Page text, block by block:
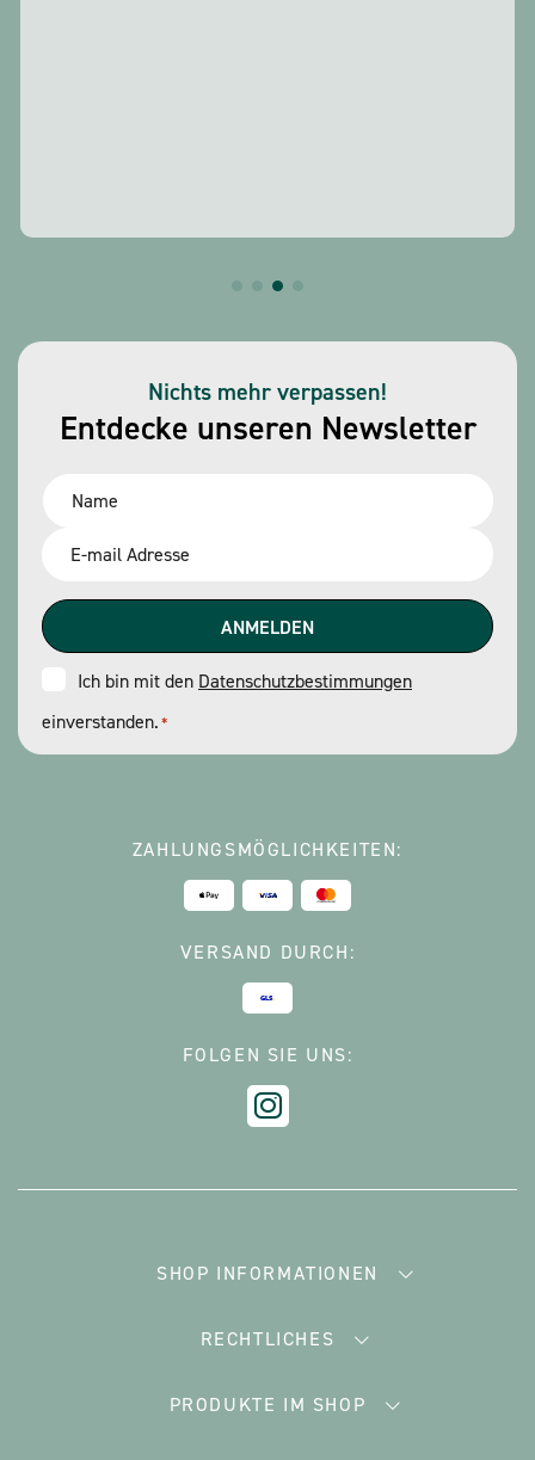
Entdecke unseren Newsletter
Nichts mehr verpassen!
Consent
*
Ich bin mit den Datenschutzbestimmungen
einverstanden.*
ZAHLUNGSMÖGLICHKEITEN:
VERSAND DURCH:
FOLGEN SIE UNS:
SHOP INFORMATIONEN
RECHTLICHES
PRODUKTE IM SHOP